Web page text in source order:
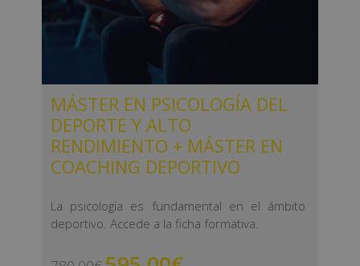
MÁSTER EN PSICOLOGÍA DEL
DEPORTE Y ALTO
RENDIMIENTO + MÁSTER EN
COACHING DEPORTIVO
La psicología es fundamental en el ámbito
deportivo. Accede a la ficha formativa.